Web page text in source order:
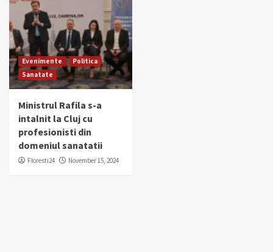
Evenimente
Politica
Sanatate
Ministrul Rafila s-a
intalnit la Cluj cu
profesionisti din
domeniul sanatatii
Floresti24 November 15, 2024